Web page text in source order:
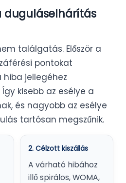
duguláselhárítás
találgatás. Először a
pontokat
jellegéhez
kisebb az esélye a
és nagyobb az esélye
tartósan megszűnik.
2. Célzott kiszállás
A várható hibához
illő spirálos, WOMA,